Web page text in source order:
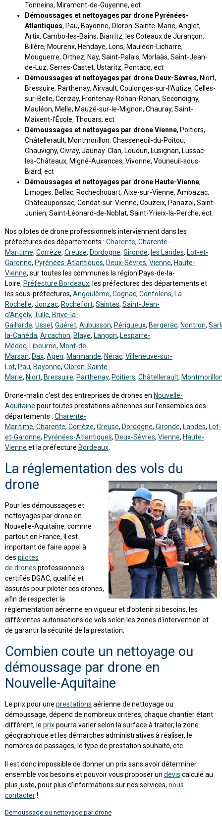
Tonneins, Miramont-de-Guyenne, ect
Démoussages et nettoyages par drone Pyrénées-
Atlantiques, Pau, Bayonne, Oloron-Sainte-Marie, Anglet,
Artix, Cambo-les-Bains, Biarritz, les Coteaux de Jurançon,
Billère, Mourenx, Hendaye, Lons, Mauléon-Licharre,
Mouguerre, Orthez, Nay, Saint-Palais, Morlaàs, Saint-Jean-
de-Luz, Serres-Castet, Ustaritz, Pontacq, ect
Démoussages et nettoyages par drone Deux-Sèvres, Niort,
Bressuire, Parthenay, Airvault, Coulonges-sur-l'Autize, Celles-
sur-Belle, Cerizay, Frontenay-Rohan-Rohan, Secondigny,
Mauléon, Melle, Mauzé-sur-le-Mignon, Chauray, Saint-
Maixent-l'École, Thouars, ect
Démoussages et nettoyages par drone Vienne, Poitiers,
Châtellerault, Montmorillon, Chasseneuil-du-Poitou,
Chauvigny, Civray, Jaunay-Clan, Loudun, Lusignan, Lussac-
les-Châteaux, Migné-Auxances, Vivonne, Vouneuil-sous-
Biard, ect
Démoussages et nettoyages par drone Haute-Vienne,
Limoges, Bellac, Rochechouart, Aixe-sur-Vienne, Ambazac,
Châteauponsac, Condat-sur-Vienne, Couzeix, Panazol, Saint-
Junien, Saint-Léonard-de-Noblat, Saint-Yrieix-la-Perche, ect.
Nos pilotes de drone professionnels interviennent dans les
préfectures des départements : Charente, Charente-
Maritime, Corrèze, Creuse, Dordogne, Gironde, les Landes, Lot-et-
Garonne, Pyrénées-Atlantiques, Deux-Sèvres, Vienne, Haute-
Vienne, sur toutes les communes la région Pays-de-la-
Loire, Préfecture Bordeaux, les préfectures des départements et
les sous-préfectures, Angoulême, Cognac, Confolens, La
Rochelle, Jonzac, Rochefort, Saintes, Saint-Jean-
d’Angély, Tulle, Brive-la-
Gaillarde, Ussel , Guéret, Aubusson, Périgueux, Bergerac, Nontron,
la-Canéda, Arcachon, Blaye, Langon, Lesparre-
Médoc, Libourne, Mont-de-
Marsan, Dax, Agen, Marmande, Nérac, Villeneuve-sur-
Lot, Pau, Bayonne, Oloron-Sainte-
Marie, Niort, Bressuire, Parthenay, Poitiers, Châtellerault,
Drone-malin c'est des entreprises de drones en Nouvelle-
Aquitaine pour toutes prestations aériennes sur l'ensembles des
départements : Charente-
Maritime, Charente, Corrèze, Creuse, Dordogne, Gironde, Landes, Lot-
et-Garonne, Pyrénées-Atlantiques, Deux-Sèvres, Vienne, Haute-
Vienne et la préfecture Bordeaux
La réglementation des vols du
drone
Pour les démoussages et
nettoyages par drone en
Nouvelle-Aquitaine, comme
partout en France, Il est
important de faire appel à
des pilotes
de drones professionnels
certifiés DGAC, qualifié et
assurés pour piloter ces drones,
afin de respecter la
réglementation aérienne en vigueur et d’obtenir si besoins, les
différentes autorisations de vols selon les zones d’intervention et
de garantir la sécurité de la prestation.
Combien coute un nettoyage ou
démoussage par drone en
Nouvelle-Aquitaine
Le prix pour une prestations aérienne de nettoyage ou
démoussage, dépend de nombreux critères, chaque chantier étant
différent, le prixpourra varier selon la surface à traiter, la zone
géographique et les démarches administratives à réaliser, le
nombres de passages, le type de prestation souhaité, etc…
Il est donc impossible de donner un prix sans avoir déterminer
ensemble vos besoins et pouvoir vous proposer un devis calculé au
plus juste, pour plus d’informations sur nos services, nous
contacter!
Démoussage ou nettoyage par drone